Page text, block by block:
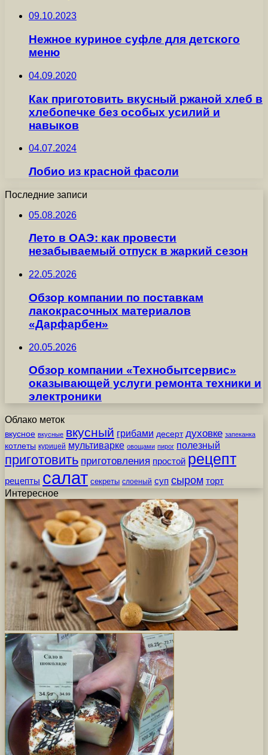
09.10.2023
Нежное куриное суфле для детского
меню
04.09.2020
Как приготовить вкусный ржаной хлеб в
хлебопечке без особых усилий и
навыков
04.07.2024
Лобио из красной фасоли
Последние записи
05.08.2026
Лето в ОАЭ: как провести
незабываемый отпуск в жаркий сезон
22.05.2026
Обзор компании по поставкам
лакокрасочных материалов
«Дарфарбен»
20.05.2026
Обзор компании «Технобытсервис»
оказывающей услуги ремонта техники и
электроники
Облако меток
вкусное вкусные вкусный грибами десерт духовке запеканка
котлеты курицей мультиварке овощами пирог полезный
приготовить приготовления простой рецепт
рецепты салат секреты слоеный суп сыром торт
Интересное